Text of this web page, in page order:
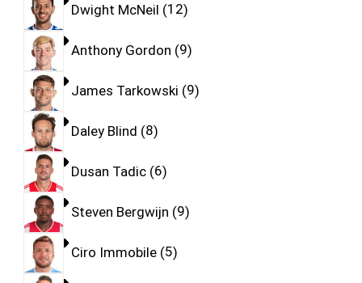
Dwight McNeil 12
Anthony Gordon 9
James Tarkowski 9
Daley Blind 8
Dusan Tadic 6
Steven Bergwijn 9
Ciro Immobile 5